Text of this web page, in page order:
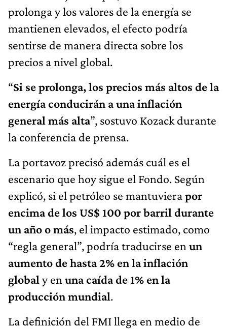
prolonga y los valores de la energía se
mantienen elevados, el efecto podría
sentirse de manera directa sobre los
precios a nivel global.
“Si se prolonga, los precios más altos de la
energía conducirán a una inflación
general más alta”, sostuvo Kozack durante
la conferencia de prensa.
La portavoz precisó además cuál es el
escenario que hoy sigue el Fondo. Según
explicó, si el petróleo se mantuvierapor
encima de los US$ 100 por barril durante
un año o más, el impacto estimado, como
“regla general”, podría traducirse en un
aumento de hasta 2% en la inflación
global y en una caída de 1% en la
producción mundial.
La definición del FMI llega en medio de